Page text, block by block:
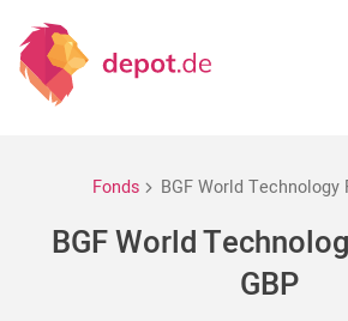
Fonds BGF World Technology
BGF World
GBP